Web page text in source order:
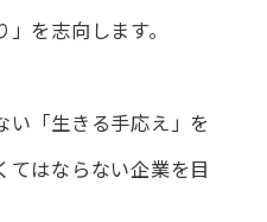
を志向します。
い「生きる手応え」を
てはならない企業を目